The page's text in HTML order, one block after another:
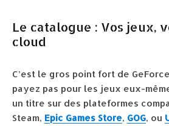
Le catalogue : Vos jeux,
cloud
C’est le gros point fort de
payez pas pour les jeux eux-
un titre sur des plateformes
Steam, Epic Games Store, GOG, ou